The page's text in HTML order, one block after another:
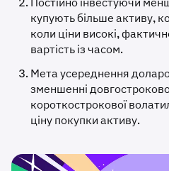
купують більше активу,
коли ціни високі,
вартість із часом.
Мета усереднення
зменшенні
короткострокової
ціну покупки активу.